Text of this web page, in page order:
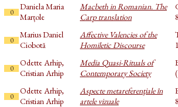
0
Daniela Maria
Marțole
Macbeth in Romanian. The
Carp translation
0
Marius Daniel
Ciobotă
Affective Valencies of the
Homiletic Discourse
0
Odette Arhip,
Cristian Arhip
Media Quasi-Rituals of
Contemporary Society
0
Odette Arhip,
Cristian Arhip
Aspecte metareferenţiale în
artele vizuale